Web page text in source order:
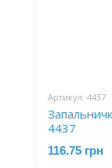
Артикул: 4437
4437
116.75 грн